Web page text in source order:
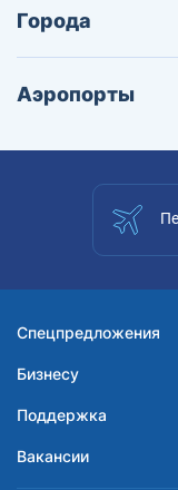
Города
Аэропорты
Спецпредложения
Бизнесу
Поддержка
Вакансии